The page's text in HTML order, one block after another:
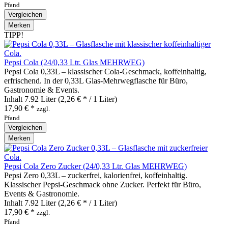
Pfand
Vergleichen
Merken
TIPP!
Pepsi Cola (24/0,33 Ltr. Glas MEHRWEG)
Pepsi Cola 0,33L – klassischer Cola‑Geschmack, koffeinhaltig,
erfrischend. In der 0,33L Glas‑Mehrwegflasche für Büro,
Gastronomie & Events.
Inhalt 7.92 Liter(2,26 € * / 1 Liter)
17,90 € * zzgl.
Pfand
Vergleichen
Merken
Pepsi Cola Zero Zucker (24/0,33 Ltr. Glas MEHRWEG)
Pepsi Zero 0,33L – zuckerfrei, kalorienfrei, koffeinhaltig.
Klassischer Pepsi‑Geschmack ohne Zucker. Perfekt für Büro,
Events & Gastronomie.
Inhalt 7.92 Liter(2,26 € * / 1 Liter)
17,90 € * zzgl.
Pfand